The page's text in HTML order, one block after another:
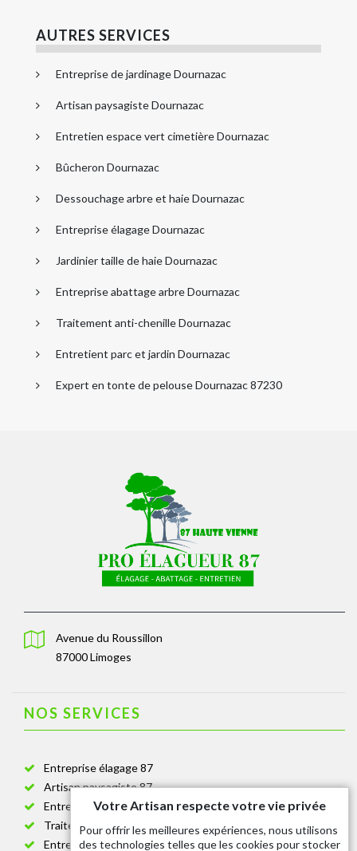
AUTRES SERVICES
Entreprise de jardinage Dournazac
Artisan paysagiste Dournazac
Entretien espace vert cimetière Dournazac
Bûcheron Dournazac
Dessouchage arbre et haie Dournazac
Entreprise élagage Dournazac
Jardinier taille de haie Dournazac
Entreprise abattage arbre Dournazac
Traitement anti-chenille Dournazac
Entretient parc et jardin Dournazac
Expert en tonte de pelouse Dournazac 87230
Avenue du Roussillon
87000 Limoges
NOS SERVICES
Entreprise élagage 87
Artisan paysagiste 87
Entreprise de jardinage 87
Traitement anti-chenille 87
Entreprise abattage arbre 87
Votre Artisan respecte votre vie privée
Pour offrir les meilleures expériences, nous utilisons
des technologies telles que les cookies pour stocker